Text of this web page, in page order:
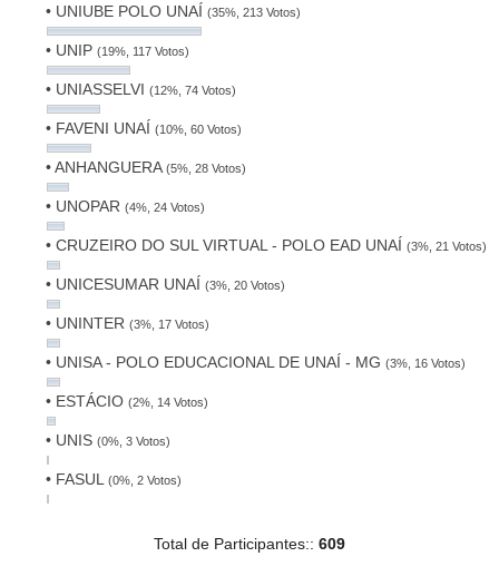
• UNIUBE POLO UNAÍ (35%, 213 Votos)
• UNIP (19%, 117 Votos)
• UNIASSELVI (12%, 74 Votos)
• FAVENI UNAÍ (10%, 60 Votos)
• ANHANGUERA (5%, 28 Votos)
• UNOPAR (4%, 24 Votos)
• CRUZEIRO DO SUL VIRTUAL - POLO EAD UNAÍ (3%, 21 Votos)
• UNICESUMAR UNAÍ (3%, 20 Votos)
• UNINTER (3%, 17 Votos)
• UNISA - POLO EDUCACIONAL DE UNAÍ - MG (3%, 16 Votos)
• ESTÁCIO (2%, 14 Votos)
• UNIS (0%, 3 Votos)
• FASUL (0%, 2 Votos)
Total de Participantes:: 609